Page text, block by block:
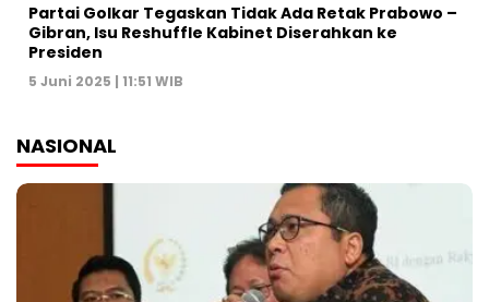
Partai Golkar Tegaskan Tidak Ada Retak Prabowo –
Gibran, Isu Reshuffle Kabinet Diserahkan ke
Presiden
5 Juni 2025 | 11:51 WIB
NASIONAL